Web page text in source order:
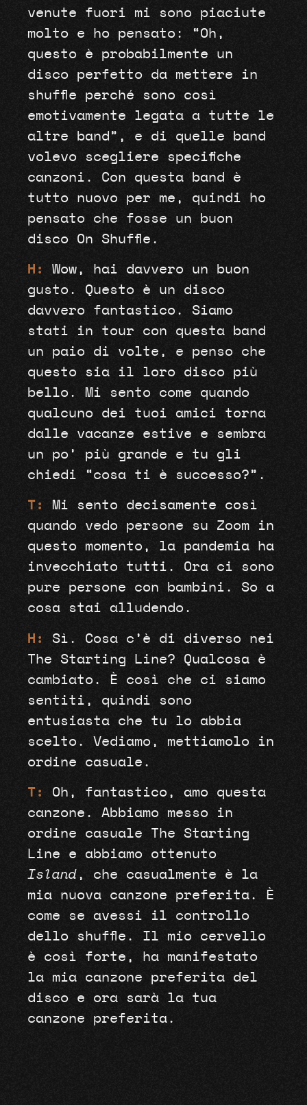
venute fuori mi sono piaciute
molto e ho pensato: “Oh,
questo è probabilmente un
disco perfetto da mettere in
shuffle perché sono così
emotivamente legata a tutte le
altre band”, e di quelle band
volevo scegliere specifiche
canzoni. Con questa band è
tutto nuovo per me, quindi ho
pensato che fosse un buon
disco On Shuffle.
H:
Wow, hai davvero un buon
gusto. Questo è un disco
davvero fantastico. Siamo
stati in tour con questa band
un paio di volte, e penso che
questo sia il loro disco più
bello. Mi sento come quando
qualcuno dei tuoi amici torna
dalle vacanze estive e sembra
un po’ più grande e tu gli
chiedi “cosa ti è successo?”.
T:
Mi sento decisamente così
quando vedo persone su Zoom in
questo momento, la pandemia ha
invecchiato tutti. Ora ci sono
pure persone con bambini. So a
cosa stai alludendo.
H:
Sì. Cosa c’è di diverso nei
The Starting Line? Qualcosa è
cambiato. È così che ci siamo
sentiti, quindi sono
entusiasta che tu lo abbia
scelto. Vediamo, mettiamolo in
ordine casuale.
T:
Oh, fantastico, amo questa
canzone. Abbiamo messo in
ordine casuale The Starting
Line e abbiamo ottenuto
Island, che casualmente è la
mia nuova canzone preferita. È
come se avessi il controllo
dello shuffle. Il mio cervello
è così forte, ha manifestato
la mia canzone preferita del
disco e ora sarà la tua
canzone preferita.